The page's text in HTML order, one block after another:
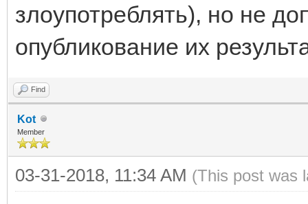
злоупотреблять), но не
опубликование их
Find
Kot
Member
03-31-2018, 11:34 AM (This post was